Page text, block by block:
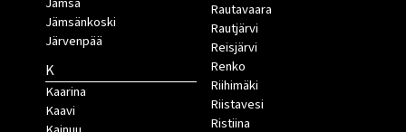
Jämsänkoski
Järvenpää
K
Kaarina
Kaavi
Rautavaara
Rautjärvi
Reisjärvi
Renko
Riihimäki
Riistavesi
Ristiina